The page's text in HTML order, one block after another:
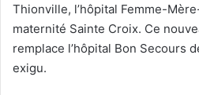
Thionville, l’hôpital Femme-
maternité Sainte Croix. Ce
remplace l’hôpital Bon Secours
exigu.